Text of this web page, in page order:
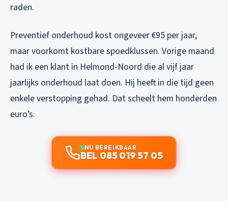
raden.
Preventief onderhoud kost ongeveer €95 per jaar,
maar voorkomt kostbare spoedklussen. Vorige maand
had ik een klant in Helmond-Noord die al vijf jaar
jaarlijks onderhoud laat doen. Hij heeft in die tijd geen
enkele verstopping gehad. Dat scheelt hem honderden
euro’s.
NU BEREIKBAAR
BEL 085 019 57 05